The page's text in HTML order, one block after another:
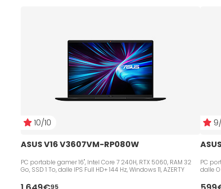
10/10
ASUS V16 V3607VM-RP080W
PC portable gamer 16", Intel Core 7 240H, RTX 5060, RAM 32
Go, SSD 1 To, dalle IPS Full HD+ 144 Hz, Windows 11, AZERTY
95
PC
dalle